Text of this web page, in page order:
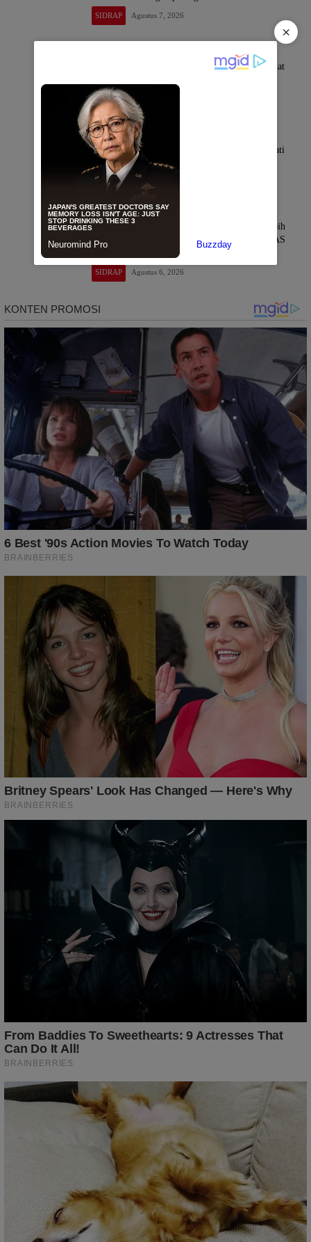
SIDRAP Agustus 7, 2026
Kapolres Sidrap Sambangi Rektor UMS, Perkuat
SIDRAP Agustus 7, 2026
Panen di Desa Botto 9,5 Ton per Hektare, Bupati
Sidrap Genjot IP300 dan Bor Listrik
SIDRAP Agustus 7, 2026
Sidrap Buktikan Tangguh Hadapi El Nino, Lebih
dari 51 Ribu Hektare Sawah Panen dan PM-AAS
SIDRAP Agustus 6, 2026
×